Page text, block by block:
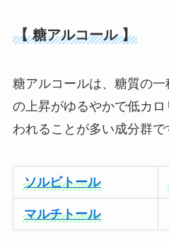
【 糖アルコール 】
糖アルコールは、糖質の
の上昇がゆるやかで低カ
われることが多い成分群で
ソルビトール
マルチトール